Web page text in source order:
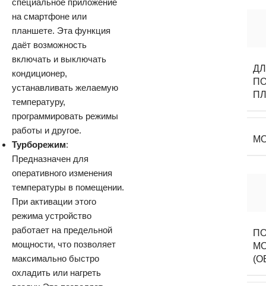
на смартфоне или
планшете. Эта функция
даёт возможность
включать и выключать
кондиционер,
устанавливать желаемую
температуру,
программировать режимы
работы и другое.
Турборежим:
Предназначен для
оперативного изменения
температуры в помещении.
При активации этого
режима устройство
работает на предельной
мощности, что позволяет
максимально быстро
охладить или нагреть